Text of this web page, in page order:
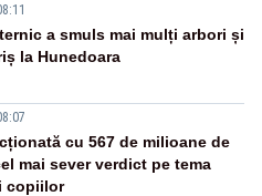
a smuls mai mulți arbori și
la Hunedoara
cu 567 de milioane de
mai sever verdict pe tema
copiilor